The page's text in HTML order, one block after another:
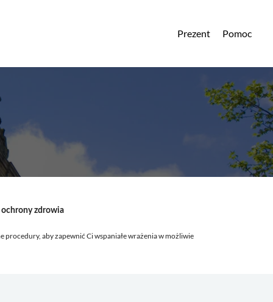
Prezent Pomoc
zdrowia
procedury, aby zapewnić Ci wspaniałe wrażenia w możliwie